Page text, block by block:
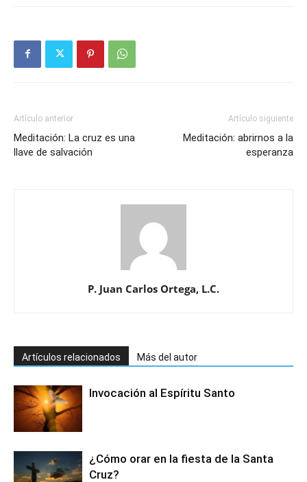
Artículo anterior
Meditación: La cruz es una
llave de salvación
Artículo siguiente
Meditación: abrirnos a la
esperanza
P. Juan Carlos Ortega, L.C.
Artículos relacionados Más del autor
Invocación al Espíritu Santo
¿Cómo orar en la fiesta de la Santa
Cruz?